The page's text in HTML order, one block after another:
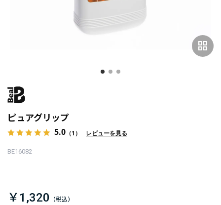
grid_view
ピュアグリップ
5.0 （1） レビューを見る
BE16082
￥1,320